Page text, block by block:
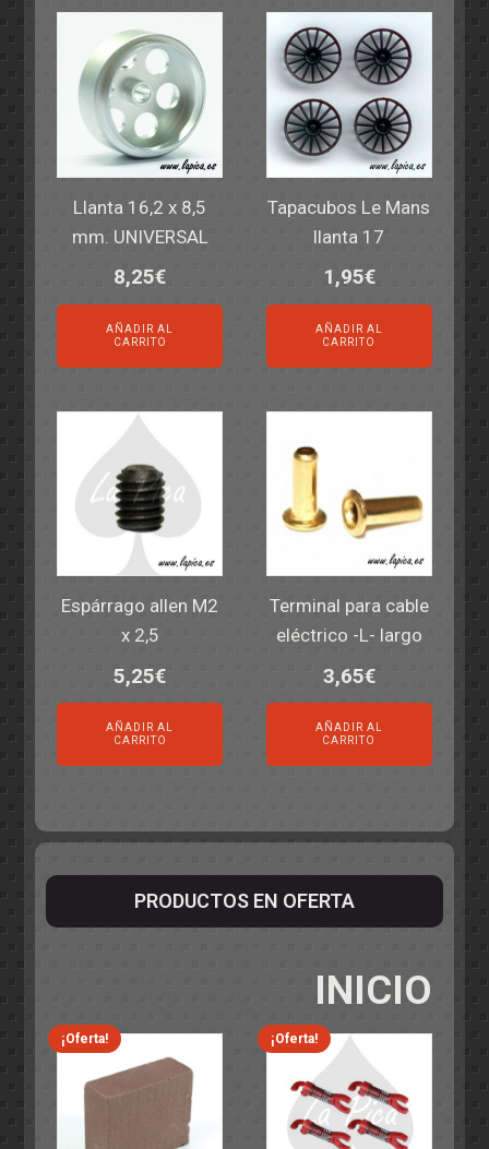
Llanta 16,2 x 8,5
mm. UNIVERSAL
8,25€
AÑADIR AL
CARRITO
Tapacubos Le Mans
llanta 17
1,95€
AÑADIR AL
CARRITO
Espárrago allen M2
x 2,5
5,25€
AÑADIR AL
CARRITO
Terminal para cable
eléctrico -L- largo
3,65€
AÑADIR AL
CARRITO
PRODUCTOS EN OFERTA
INICIO
¡Oferta! ¡Oferta!